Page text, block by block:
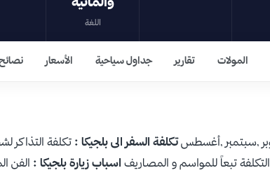
اللغة
المولات تقارير جداول سياحية الأسعار
,سبتمبر ,أغسطستكلفة السفر الى بلجيكا :
اسباب زيارة بلجيكا : الفن